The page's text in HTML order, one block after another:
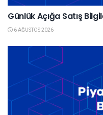
Günlük Açığa Satış
6 AĞUSTOS 2026